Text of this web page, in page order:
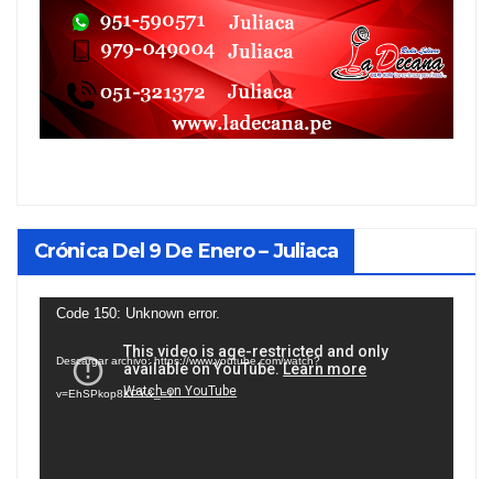
Crónica Del 9 De Enero – Juliaca
Reproductor
vídeo
Code 150: Unknown error.
Descargar archivo: https://www.youtube.com/watch?
v=EhSPkop8KPY&_=1